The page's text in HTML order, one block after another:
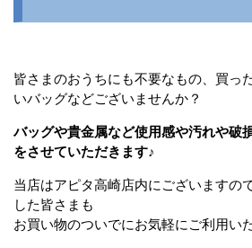
皆さまのおうちにも不要なもの、買っ
いバッグなどございませんか？
バッグや貴金属など使用感や汚れや破
をさせていただきます♪
当店はアピタ高崎店内にございますの
した皆さまも
お買い物のついでにお気軽にご利用い